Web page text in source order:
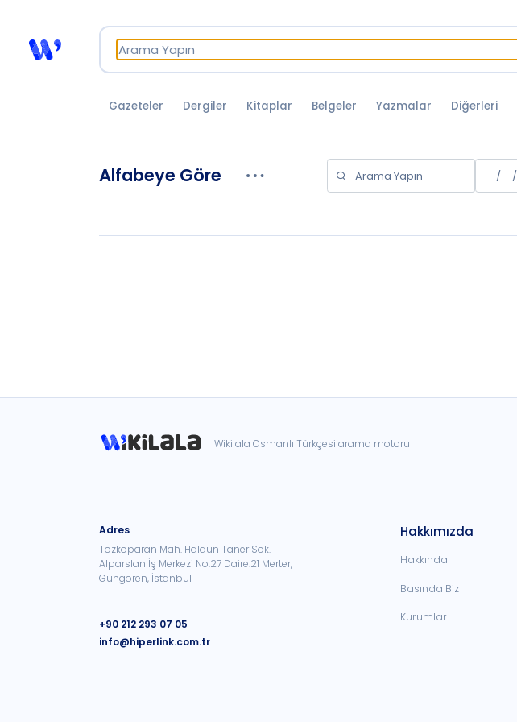
Gazeteler Dergiler Kitaplar Belgeler Yazmalar Diğerleri
Alfabeye Göre
Wikilala Osmanlı Türkçesi arama motoru
Adres
Tozkoparan Mah. Haldun Taner Sok.
Alparslan İş Merkezi No:27 Daire:21 Merter,
Güngören, İstanbul
+90 212 293 07 05
info@hiperlink.com.tr
Hakkımızda
Hakkında
Basında Biz
Kurumlar